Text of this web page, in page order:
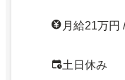
月給21万円
土日休み